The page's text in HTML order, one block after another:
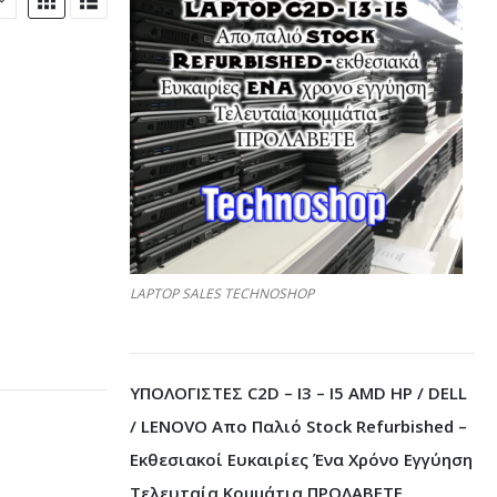
ΗΛΕΚΤΡΟΝΙΚΆ
LAPTOP SALES TECHNOSHOP
ΥΠΟΛΟΓΙΣΤΕΣ C2D – I3 – I5 AMD HP / DELL
/ LENOVO Απο Παλιό Stock Refurbished –
Εκθεσιακοί Ευκαιρίες Ένα Χρόνο Εγγύηση
Τελευταία Κομμάτια ΠΡΟΛΑΒΕΤΕ